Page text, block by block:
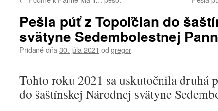
Pešia púť z Topoľčian do
svätyne Sedembolestnej
Pridané dňa 30. júla 2021 od gregor
Tohto roku 2021 sa uskutočnila druhá
do šaštínskej Národnej svätyne